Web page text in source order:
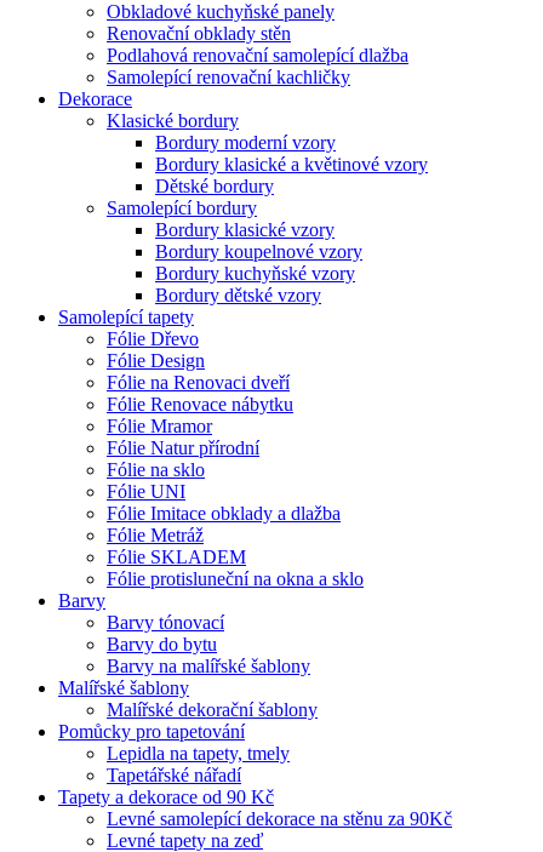
Obkladové kuchyňské panely
Renovační obklady stěn
Podlahová renovační samolepící dlažba
Samolepící renovační kachličky
Dekorace
Klasické bordury
Bordury moderní vzory
Bordury klasické a květinové vzory
Dětské bordury
Samolepící bordury
Bordury klasické vzory
Bordury koupelnové vzory
Bordury kuchyňské vzory
Bordury dětské vzory
Samolepící tapety
Fólie Dřevo
Fólie Design
Fólie na Renovaci dveří
Fólie Renovace nábytku
Fólie Mramor
Fólie Natur přírodní
Fólie na sklo
Fólie UNI
Fólie Imitace obklady a dlažba
Fólie Metráž
Fólie SKLADEM
Fólie protisluneční na okna a sklo
Barvy
Barvy tónovací
Barvy do bytu
Barvy na malířské šablony
Malířské šablony
Malířské dekorační šablony
Pomůcky pro tapetování
Lepidla na tapety, tmely
Tapetářské nářadí
Tapety a dekorace od 90 Kč
Levné samolepící dekorace na stěnu za 90Kč
Levné tapety na zeď